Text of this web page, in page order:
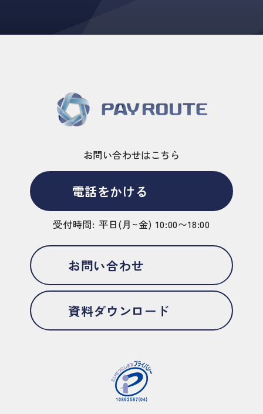
お問い合わせはこちら
電話をかける
受付時間: 平日(月~金) 10:00〜18:00
お問い合わせ
資料ダウンロード